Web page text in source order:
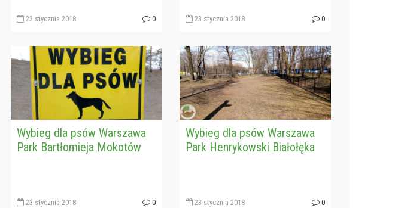
23 stycznia 2018 0 23 stycznia 2018 0
Wybieg dla psów Warszawa
Park Bartłomieja Mokotów
23 stycznia 2018 0
Wybieg dla psów Warszawa
Park Henrykowski Białołęka
23 stycznia 2018 0